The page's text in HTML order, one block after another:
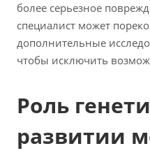
более серьезное
специалист может
дополнительные
чтобы исключить
Роль
развитии